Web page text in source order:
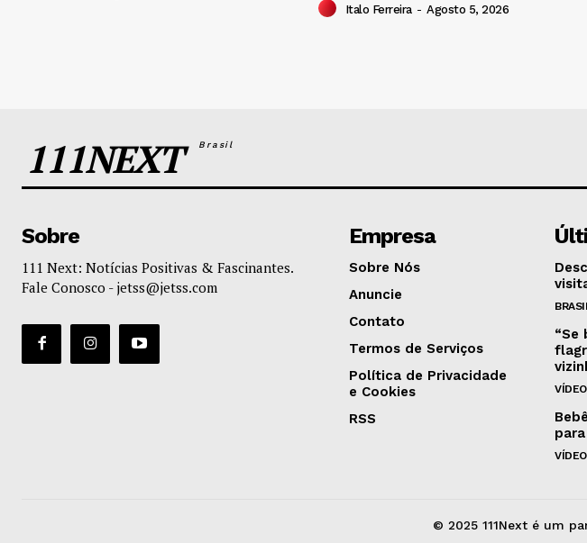
Italo Ferreira - Agosto 5, 2026
111NEXTBrasil
Sobre
111 Next: Notícias Positivas & Fascinantes.
Fale Conosco - jetss@jetss.com
Empresa
Sobre Nós
Anuncie
Contato
Termos de Serviços
Política de Privacidade
e Cookies
RSS
“Se
© 2025 111Next é um